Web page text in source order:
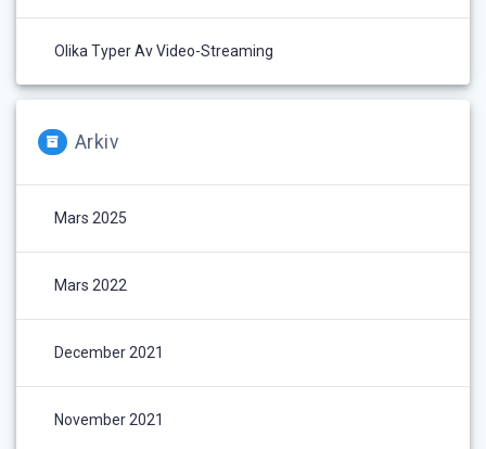
Olika Typer Av Video-Streaming
Arkiv
Mars 2025
Mars 2022
December 2021
November 2021